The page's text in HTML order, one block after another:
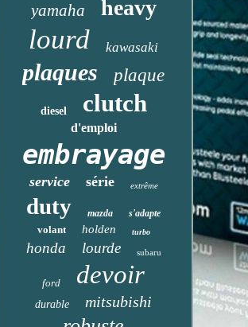
yamaha heavy
lourd kawasaki
plaques plaque
diesel clutch
d'emploi
embrayage
service série extrême
duty mazda s'adapte
volant holden turbo
honda lourde subaru
ford devoir
durable mitsubishi